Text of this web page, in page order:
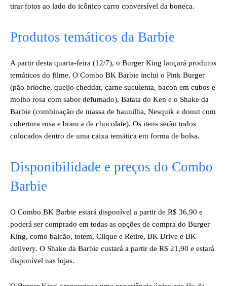
tirar fotos ao lado do icônico carro conversível da boneca.
Produtos temáticos da Barbie
A partir desta quarta-feira (12/7), o Burger King lançará produtos
temáticos do filme. O Combo BK Barbie inclui o Pink Burger
(pão brioche, queijo cheddar, carne suculenta, bacon em cubos e
molho rosa com sabor defumado), Batata do Ken e o Shake da
Barbie (combinação de massa de baunilha, Nesquik e donut com
cobertura rosa e branca de chocolate). Os itens serão todos
colocados dentro de uma caixa temática em forma de bolsa.
Disponibilidade e preços do Combo
Barbie
O Combo BK Barbie estará disponível a partir de R$ 36,90 e
poderá ser comprado em todas as opções de compra do Burger
King, como balcão, totem, Clique e Retire, BK Drive e BK
delivery. O Shake da Barbie custará a partir de R$ 21,90 e estará
disponível nas lojas.